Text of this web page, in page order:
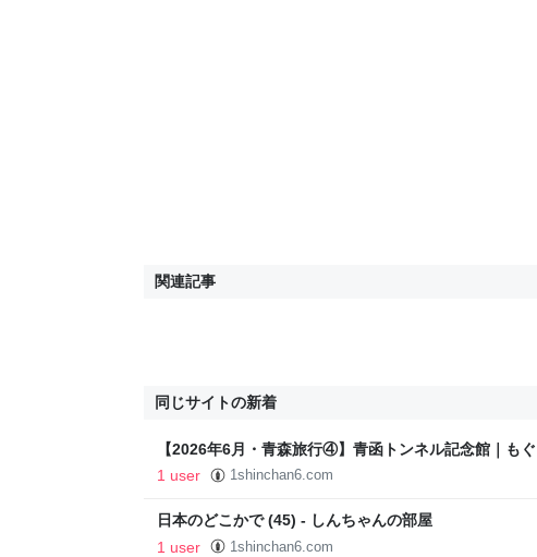
関連記事
同じサイトの新着
【2026年6月・青森旅行④】青函トンネル記念館｜も
トルの体験坑道へ！ - しんちゃんの部屋
1 user 1shinchan6.com
日本のどこかで (45) - しんちゃんの部屋
1 user
1shinchan6.com